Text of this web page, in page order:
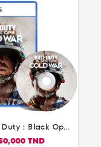
: Black Ops
War PS5
TND